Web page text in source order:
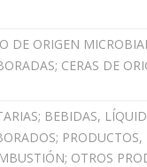
DE ORIGEN
CERAS DE
BEBIDAS,
OTROS